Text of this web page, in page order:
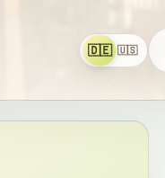
🇩🇪 🇺🇸